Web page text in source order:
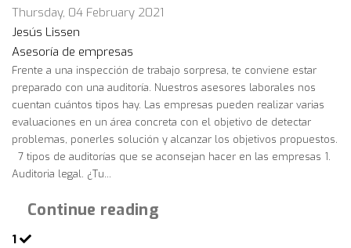
Thursday, 04 February 2021
Jesús Lissen
Asesoría de empresas
Frente a una inspección de trabajo sorpresa, te conviene estar
preparado con una auditoría. Nuestros asesores laborales nos
cuentan cuántos tipos hay. Las empresas pueden realizar varias
evaluaciones en un área concreta con el objetivo de detectar
problemas, ponerles solución y alcanzar los objetivos propuestos.
7 tipos de auditorías que se aconsejan hacer en las empresas 1.
Auditoria legal. ¿Tu...
Continue reading
1